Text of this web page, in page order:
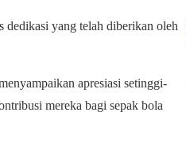
dedikasi yang telah diberikan oleh
apresiasi setinggi-
mereka bagi sepak bola